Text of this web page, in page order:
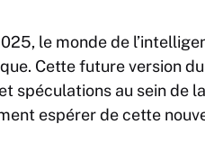
le monde de
Cette future version
spéculations au sein de
espérer de cette